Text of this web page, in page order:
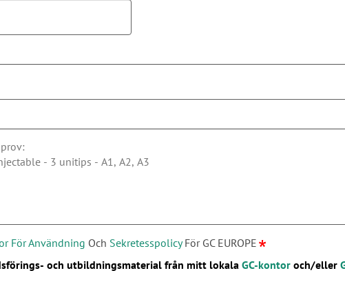
För Användning Och SekretesspolicyFör GC EUROPE
och utbildningsmaterial från mitt lokala GC-kontor och/eller